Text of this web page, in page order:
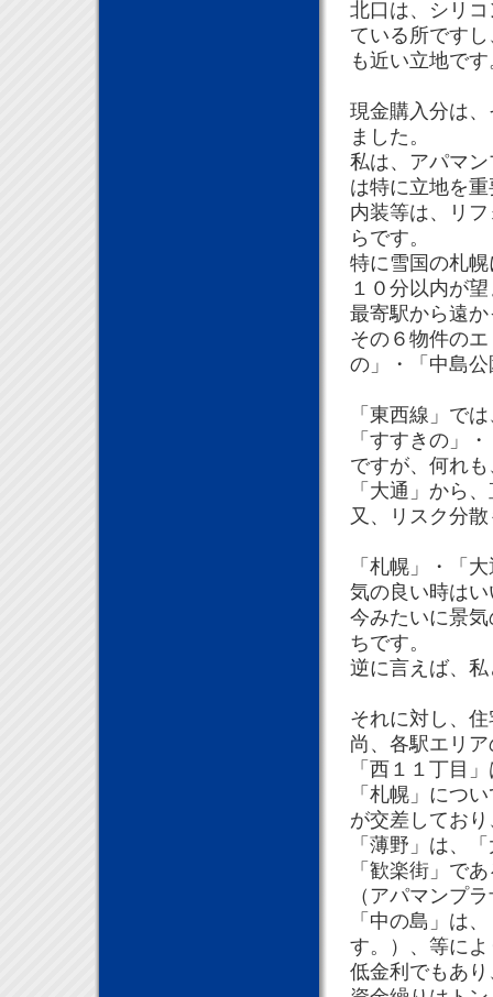
北口は、シリ
ている所です
も近い立地です
現金購入分は
ました。
私は、アパマ
は特に立地を
内装等は、リ
らです。
特に雪国の札
１０分以内が
最寄駅から遠
その６物件の
の」・「中島
「東西線」で
「すすきの」
ですが、何れ
「大通」から
又、リスク分
「札幌」・「
気の良い時は
今みたいに景
ちです。
逆に言えば、
それに対し、
尚、各駅エリ
「西１１丁目
「札幌」につ
が交差してお
「薄野」は、
「歓楽街」で
（アパマンプ
「中の島」は
す。）、等に
低金利でもあ